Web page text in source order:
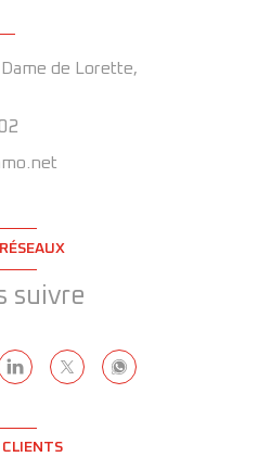
de Lorette,
suivre
CLIENTS